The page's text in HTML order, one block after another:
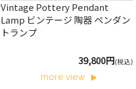
Vintage Pottery Pendant
Lamp ビンテージ 陶器 ペンダン
トランプ
39,800円(税込)
more view